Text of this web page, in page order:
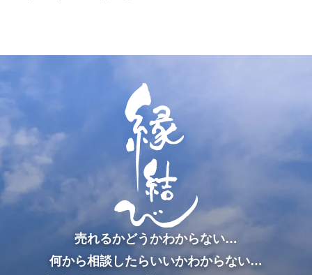
売れるかどうかわからない…
何から相談したらいいかわからない…